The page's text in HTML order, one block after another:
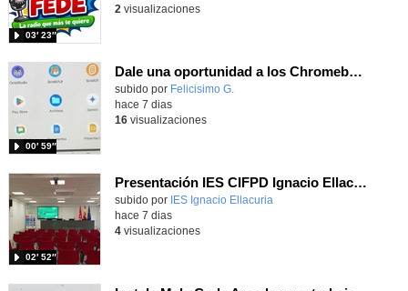
03′ 23″
2 visualizaciones
Dale una oportunidad a los Chromebooks y utiliza un proyector para realizar talleres si no tienes pantallas táctiles
Contenido educativo.
subido por Felicisimo G.
00′ 59″
hace 7 dias
16visualizaciones
Presentación IES CIFPD Ignacio Ellacuría
Contenido educativo.
subido por IES Ignacio Ellacuria
02′ 52″
hace 7 dias
4visualizaciones